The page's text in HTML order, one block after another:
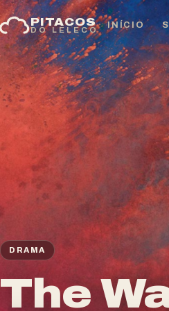
Pular
para
conteúdo
PITACOS
DO LELECO
INÍCIO
DRAMA
The